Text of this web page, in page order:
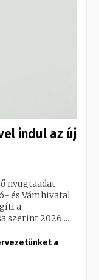
indul az új
nyugtaadat-
és Vámhivatal
a
szerint 2026....
a